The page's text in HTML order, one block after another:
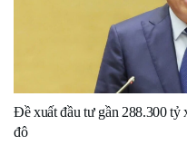
Đề xuất đầu tư gần 288.300
đô